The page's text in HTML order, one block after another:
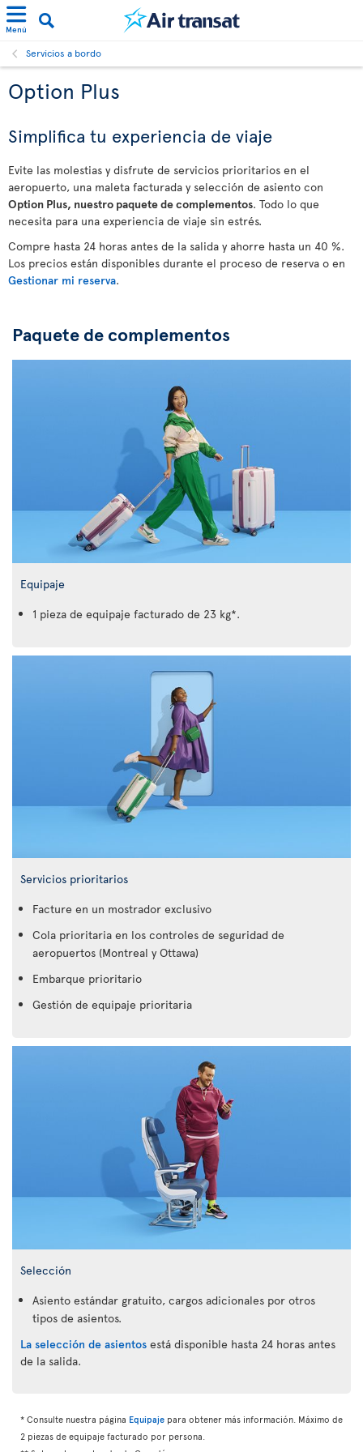
Menú
Servicios a bordo
Option Plus
Simplifica tu experiencia de viaje
Evite las molestias y disfrute de servicios prioritarios en el
aeropuerto, una maleta facturada y selección de asiento con
Option Plus, nuestro paquete de complementos. Todo lo que
necesita para una experiencia de viaje sin estrés.
Compre hasta 24 horas antes de la salida y ahorre hasta un 40 %.
Los precios están disponibles durante el proceso de reserva o en
Gestionar mi reserva.
Paquete de complementos
Equipaje
1 pieza de equipaje facturado de 23 kg*.
Servicios prioritarios
Facture en un mostrador exclusivo
Cola prioritaria en los controles de seguridad de
aeropuertos (Montreal y Ottawa)
Embarque prioritario
Gestión de equipaje prioritaria
Selección
Asiento estándar gratuito, cargos adicionales por otros
tipos de asientos.
La selección de asientos está disponible hasta 24 horas antes
de la salida.
* Consulte nuestra página Equipaje para obtener más información. Máximo de
2 piezas de equipaje facturado por persona.